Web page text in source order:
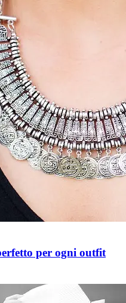
per ogni outfit